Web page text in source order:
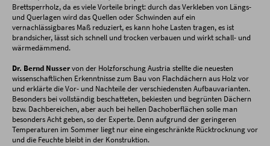
Brettsperrholz, da es viele Vorteile bringt: durch das Verkleben von Längs-
und Querlagen wird das Quellen oder Schwinden auf ein
vernachlässigbares Maß reduziert, es kann hohe Lasten tragen, es ist
brandsicher, lässt sich schnell und trocken verbauen und wirkt schall- und
wärmedämmend.
Dr. Bernd Nusservon der Holzforschung Austria stellte die neuesten
wissenschaftlichen Erkenntnisse zum Bau von Flachdächern aus Holz vor
und erklärte die Vor- und Nachteile der verschiedensten Aufbauvarianten.
Besonders bei vollständig beschatteten, bekiesten und begrünten Dächern
bzw. Dachbereichen, aber auch bei hellen Dachoberflächen solle man
besonders Acht geben, so der Experte. Denn aufgrund der geringeren
Temperaturen im Sommer liegt nur eine eingeschränkte Rücktrocknung vor
und die Feuchte bleibt in der Konstruktion.